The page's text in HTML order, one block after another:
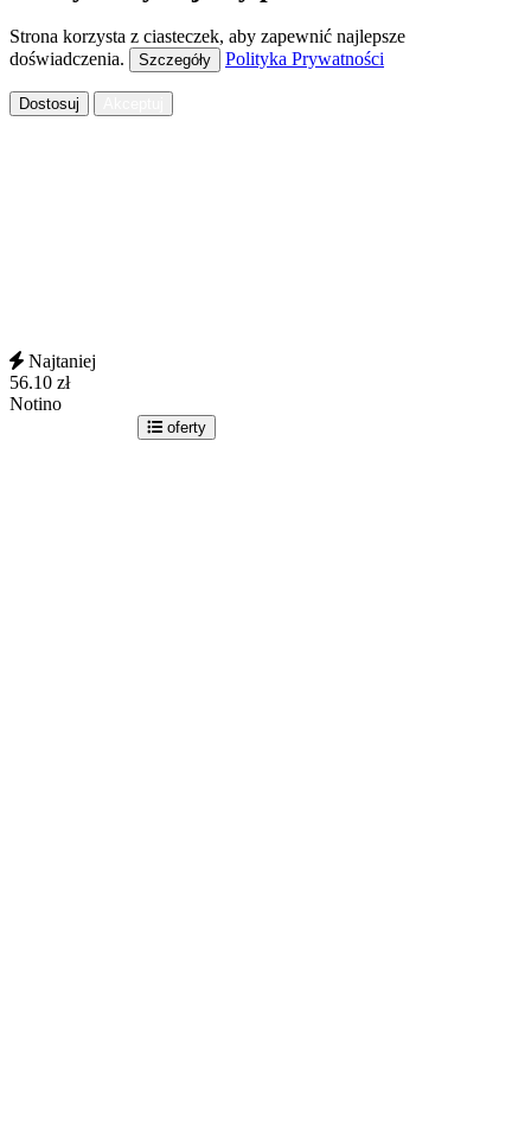
Strona korzysta z ciasteczek, aby zapewnić najlepsze
doświadczenia.
Szczegóły Polityka Prywatności
Dostosuj
Najtaniej
56.10 zł
Notino
oferty